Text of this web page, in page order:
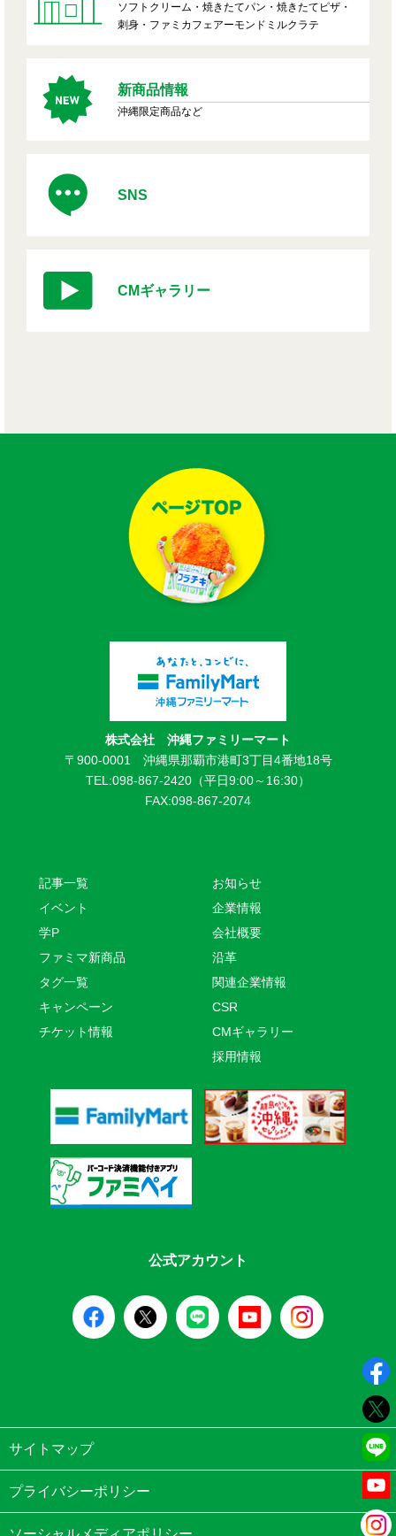
ソフトクリーム・焼きたてパン・焼きたてピザ・
刺身・ファミカフェアーモンドミルクラテ
新商品情報
沖縄限定商品など
SNS
CMギャラリー
株式会社 沖縄ファミリーマート
〒900-0001 沖縄県那覇市港町3丁目4番地18号
TEL:098-867-2420（平日9:00～16:30）
FAX:098-867-2074
記事一覧
イベント
学P
ファミマ新商品
タグ一覧
キャンペーン
チケット情報
お知らせ
企業情報
会社概要
沿革
関連企業情報
CSR
CMギャラリー
採用情報
公式アカウント
サイトマップ
プライバシーポリシー